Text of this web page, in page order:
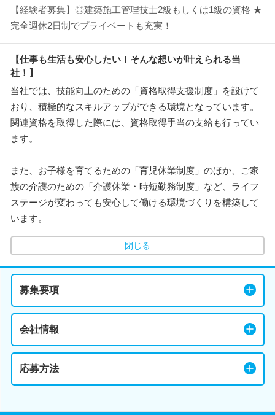
【経験者募集】◎建築施工管理技士2級もしくは1級の資格 ★
完全週休2日制でプライベートも充実！
【仕事も生活も安心したい！そんな想いが叶えられる当
社！】
当社では、技能向上のための「資格取得支援制度」を設けて
おり、積極的なスキルアップができる環境となっています。
関連資格を取得した際には、資格取得手当の支給も行ってい
ます。
また、お子様を育てるための「育児休業制度」のほか、ご家
族の介護のための「介護休業・時短勤務制度」など、ライフ
ステージが変わっても安心して働ける環境づくりを構築して
います。
閉じる
募集要項
会社情報
応募方法